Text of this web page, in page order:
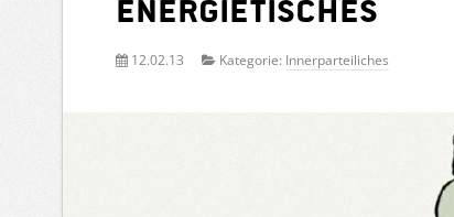
Energietisches
12.02.13 Kategorie: Innerparteiliches